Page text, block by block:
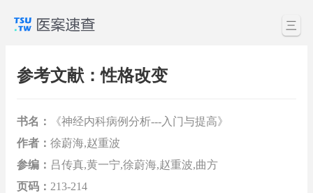
三
参考文献：性格改变
书名：
《神经内科病例分析---入门与提高》
作者： 徐蔚海,赵重波
参编： 吕传真,黄一宁,徐蔚海,赵重波,曲方
页码： 213-214